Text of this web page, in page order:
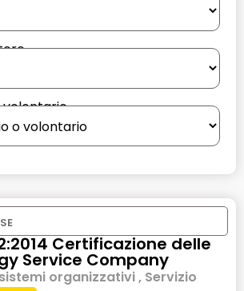
Certificazione delle
Service Company
organizzativi , Servizio